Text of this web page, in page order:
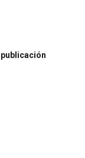
publicación